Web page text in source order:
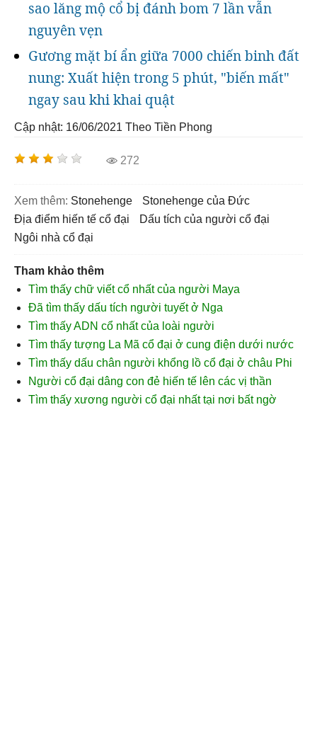
sao lăng mộ cổ bị đánh bom 7 lần vẫn
nguyên vẹn
Gương mặt bí ẩn giữa 7000 chiến binh đất
nung: Xuất hiện trong 5 phút, "biến mất"
ngay sau khi khai quật
Cập nhật: 16/06/2021 Theo Tiền Phong
272
Xem thêm: Stonehenge
Stonehenge của Đức
địa điểm hiến tế cổ đại
dấu tích của người cổ đại
ngôi nhà cổ đại
Tham khảo thêm
Tìm thấy chữ viết cổ nhất của người Maya
Đã tìm thấy dấu tích người tuyết ở Nga
Tìm thấy ADN cổ nhất của loài người
Tìm thấy tượng La Mã cổ đại ở cung điện dưới nước
Tìm thấy dấu chân người khổng lồ cổ đại ở châu Phi
Người cổ đại dâng con đẻ hiến tế lên các vị thần
Tìm thấy xương người cổ đại nhất tại nơi bất ngờ